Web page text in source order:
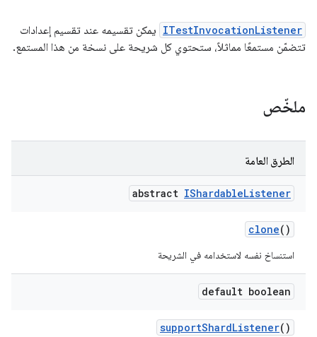
ITestInvocationListener يمكن تقسيمه عند تقسيم إعدادات
تتضمّن مستمعًا مماثلاً، ستحتوي كل شريحة على نسخة من هذا المستمع.
ملخّص
الطرق العامة
abstract IShardableListener
clone()
استنساخ نفسه لاستخدامه في الشريحة
default boolean
supportShardListener()